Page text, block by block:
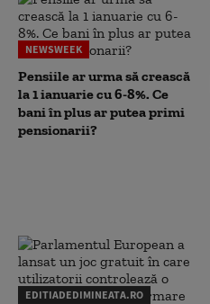
NEWSWEEK
Pensiile ar urma să crească
la 1 ianuarie cu 6-8%. Ce
bani în plus ar putea primi
pensionarii?
EDITIADEDIMINEATA.RO